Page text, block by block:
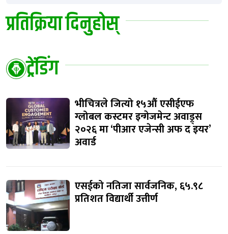
प्रतिक्रिया दिनुहोस्
ट्रेंडिंग
भीचित्रले जित्यो १५औं एसीईएफ
ग्लोबल कस्टमर इन्गेजमेन्ट अवाड्र्स
२०२६ मा ‘पीआर एजेन्सी अफ द इयर’
अवार्ड
एसईको नतिजा सार्वजनिक, ६५.९८
प्रतिशत विद्यार्थी उत्तीर्ण